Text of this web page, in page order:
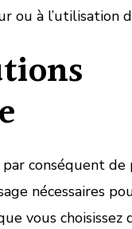
ou à l’utilisation
conséquent
nécessaires
vous choisissez